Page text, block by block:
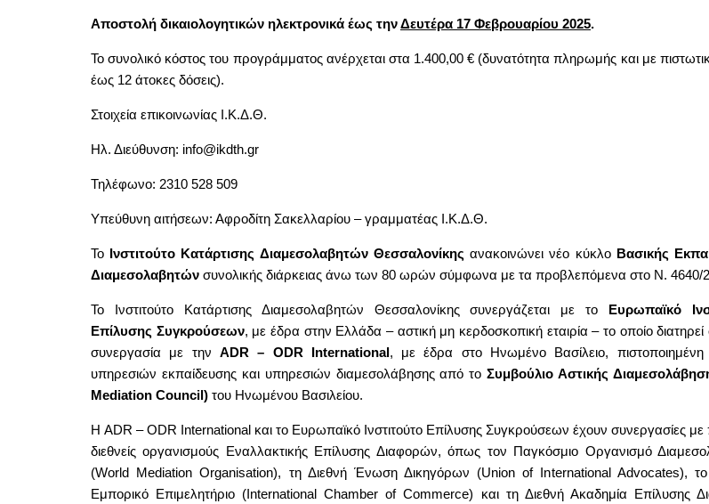
Αποστολή δικαιολογητικών ηλεκτρονικά έως τηνΔευτέρα 17 Φεβρουαρίου 2025.
Το συνολικό κόστος του προγράμματος ανέρχεται στα 1.400,00 € (δυνατότητα πληρωμής και με
έως 12 άτοκες δόσεις).
Στοιχεία επικοινωνίας Ι.Κ.Δ.Θ.
Ηλ. Διεύθυνση: info@ikdth.gr
Τηλέφωνο: 2310 528 509
Υπεύθυνη αιτήσεων: Αφροδίτη Σακελλαρίου – γραμματέας Ι.Κ.Δ.Θ.
Το Ινστιτούτο Κατάρτισης Διαμεσολαβητών Θεσσαλονίκηςανακοινώνει νέο κύκλο Βασικής
Διαμεσολαβητών συνολικής διάρκειας άνω των 80 ωρών σύμφωνα με τα προβλεπόμενα στο Ν. 4640/
Το Ινστιτούτο Κατάρτισης Διαμεσολαβητών Θεσσαλονίκης συνεργάζεται με το Ευρωπαϊκό
Επίλυσης Συγκρούσεων, με έδρα στην Ελλάδα – αστική μη κερδοσκοπική εταιρία – το οποίο
συνεργασία με την ADR – ODR International, με έδρα στο Ηνωμένο Βασίλειο,
υπηρεσιών εκπαίδευσης και υπηρεσιών διαμεσολάβησης από τοΣυμβούλιο Αστικής
Mediation Council) του Ηνωμένου Βασιλείου.
Η ADR – ODR International και το Ευρωπαϊκό Ινστιτούτο Επίλυσης Συγκρούσεων έχουν συνεργασίες με
διεθνείς οργανισμούς Εναλλακτικής Επίλυσης Διαφορών, όπως τον Παγκόσμιο Οργανισμό
(World Mediation Organisation), τη Διεθνή Ένωση Δικηγόρων (Union of International Advocates), το
Εμπορικό Επιμελητήριο (International Chamber of Commerce) και τη Διεθνή Ακαδημία Επίλυσης